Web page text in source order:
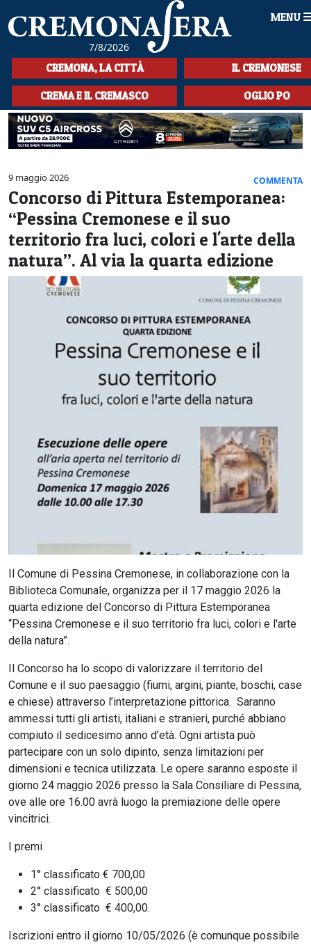
7/8/2026
MENU
HOME
CRONACA
SPORT
LA MUSICA
CULTURA
LA STORIA
SPETTACOLI
L'EDITORIALE
SEZIONI
CREMONA, LA CITTÀ IL CREMONESE
CREMA E IL CREMASCO OGLIO PO
9 maggio 2026 COMMENTA
Concorso di Pittura Estemporanea:
“Pessina Cremonese e il suo
territorio fra luci, colori e l'arte della
natura”. Al via la quarta edizione
Il Comune di Pessina Cremonese, in collaborazione con la
Biblioteca Comunale, organizza per il 17 maggio 2026 la
quarta edizione del Concorso di Pittura Estemporanea
“Pessina Cremonese e il suo territorio fra luci, colori e l'arte
della natura”.
Il Concorso ha lo scopo di valorizzare il territorio del
Comune e il suo paesaggio (fiumi, argini, piante, boschi, case
e chiese) attraverso l’interpretazione pittorica. Saranno
ammessi tutti gli artisti, italiani e stranieri, purché abbiano
compiuto il sedicesimo anno d’età. Ogni artista può
partecipare con un solo dipinto, senza limitazioni per
dimensioni e tecnica utilizzata. Le opere saranno esposte il
giorno 24 maggio 2026 presso la Sala Consiliare di Pessina,
ove alle ore 16.00 avrà luogo la premiazione delle opere
vincitrici.
I premi
1° classificato € 700,00
2° classificato € 500,00
3° classificato € 400,00.
Iscrizioni entro il giorno 10/05/2026 (è comunque possibile